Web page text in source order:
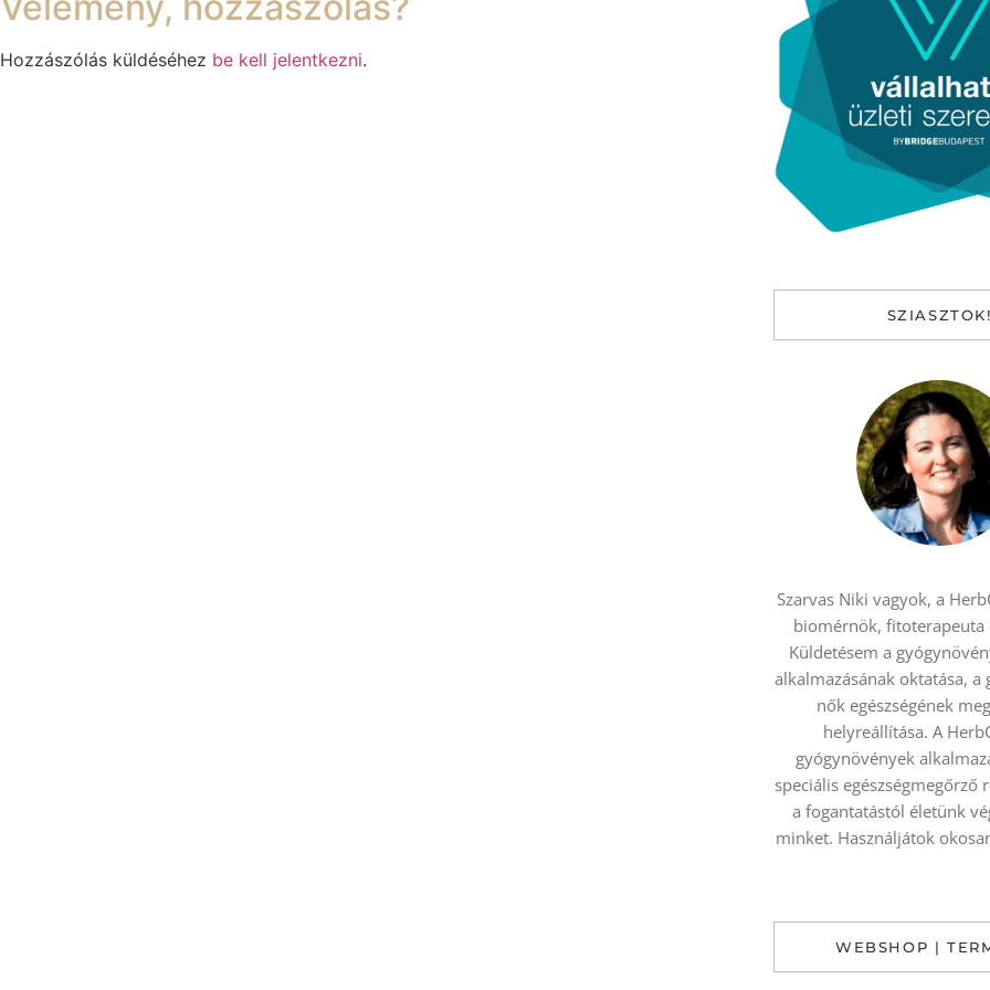
Hozzászólás küldéséhez be kell jelentkezni.
Szarvas Niki vagyok, a
biomérnök, fitoterapeuta
Küldetésem a
alkalmazásának oktatása, a
nők egészségének
helyreállítása. A
gyógynövények
speciális egészségmegőrző
a fogantatástól életünk
minket. Használjátok
WEBSHOP |